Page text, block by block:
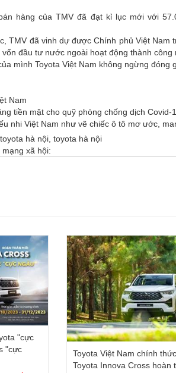
hàng của TMV đã đạt kỉ lục mới với
TMV đã vinh dự được Chính phủ Việt
đầu tư nước ngoài hoạt động thành công
mình Toyota Việt Nam không ngừng
Nam
tiền mặt cho quỹ phòng chống dịch Covid-
nhi Việt Nam như vẽ chiếc ô tô mơ ước,
hà nội toyota hà nội
xã hội:
"cực
"cực
Toyota Việt Nam chính
Toyota Innova Cross hoàn